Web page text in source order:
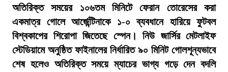
অতিরিক্ত সময়ের ১০৬তম মিনিটে ফেরান তোরেসের করা
একমাত্র গোলে আর্জেন্টিনাকে ১-০ ব্যবধানে হারিয়ে ফুটবল
বিশ্বকাপের শিরোপা জিতেছে স্পেন। নিউ জার্সির মেটলাইফ
স্টেডিয়ামে অনুষ্ঠিত ফাইনালের নির্ধারিত ৯০ মিনিট গোলশূন্যভাবে
শেষ হলেও অতিরিক্ত সময়ে ম্যাচের ভাগ্য গড়ে দেন বদলি